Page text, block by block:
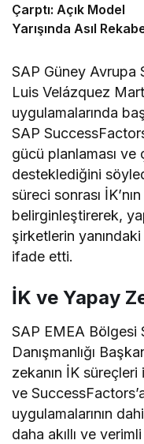
Çarptı: Açık Model
Yarışında Asıl
SAP Güney Avrupa
Luis Velázquez
uygulamalarında
SAP
gücü planlaması ve
desteklediğini
süreci sonrası
belirginleştirerek,
şirketlerin
ifade etti.
İK ve Yapay
SAP EMEA Bölgesi
Danışmanlığı
zekanın İK
ve
uygulamalarının
daha akıllı ve